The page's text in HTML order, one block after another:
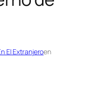
El Extranjeroen